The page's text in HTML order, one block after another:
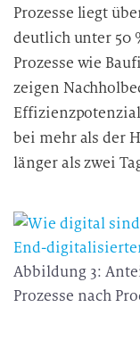
Prozesse liegt
deutlich unter 50
Prozesse wie
zeigen
bei mehr als der
länger als zwei
Abbildung 3:
Prozesse nach